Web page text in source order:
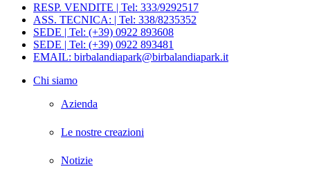
RESP. VENDITE | Tel: 333/9292517
ASS. TECNICA: | Tel: 338/8235352
SEDE | Tel: (+39) 0922 893608
SEDE | Tel: (+39) 0922 893481
EMAIL: birbalandiapark@birbalandiapark.it
Chi siamo
Azienda
Le nostre creazioni
Notizie